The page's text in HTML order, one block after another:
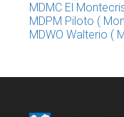
MDMC El
MDPM Piloto (
MDWO Walterio (